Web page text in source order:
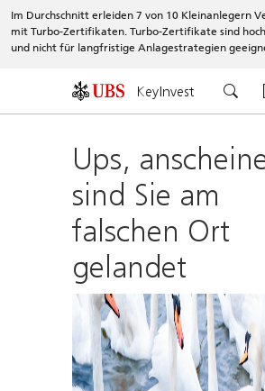
Im Durchschnitt erleiden 7 von 10 Kleinanlegern
mit Turbo-Zertifikaten. Turbo-Zertifikate sind
und nicht für langfristige Anlagestrategien
KeyInvest
Ups,
sind Sie am
falschen Ort
gelandet